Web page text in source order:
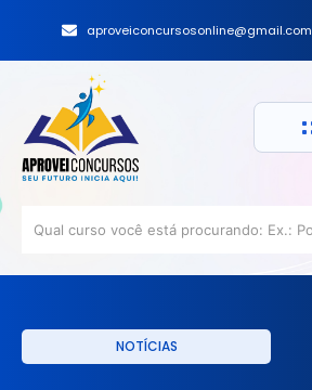
aproveiconcursosonline@gmail.com
NOTÍCIAS